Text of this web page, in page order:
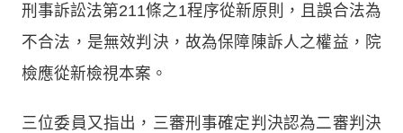
刑事訴訟法第211條之1程序從新原則，且誤合法為
不合法，是無效判決，故為保障陳訴人之權益，院
檢應從新檢視本案。
三位委員又指出，三審刑事確定判決認為二審判決